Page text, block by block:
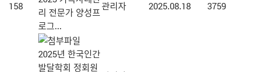
158
리 전문가 양성프
로그...
관리자 2025.08.18 3759
2025년 한국인간
발달학회 정회원